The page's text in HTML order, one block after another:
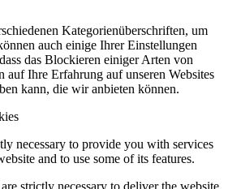
Kategorienüberschriften, um
auch einige Ihrer Einstellungen
das Blockieren einiger Arten von
auf Ihre Erfahrung auf unseren Websites
kann, die wir anbieten können.
necessary to provide you with services
and to use some of its features.
strictly necessary to deliver the website,